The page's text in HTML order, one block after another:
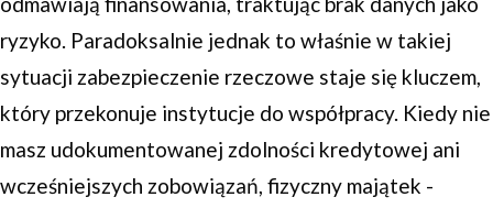
ryzyko. Paradoksalnie jednak to właśnie w takiej
sytuacji zabezpieczenie rzeczowe staje się kluczem,
który przekonuje instytucje do współpracy. Kiedy nie
masz udokumentowanej zdolności kredytowej ani
wcześniejszych zobowiązań, fizyczny majątek -